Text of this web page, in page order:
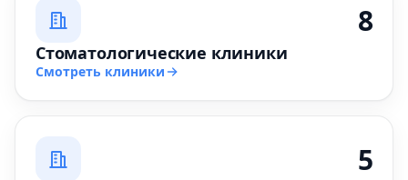
8
Стоматологические клиники
Смотреть клиники
5